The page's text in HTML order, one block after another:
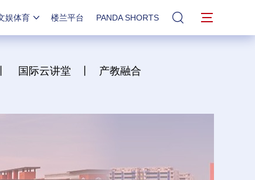
娱体育 楼兰平台 PANDA SHORTS 站内搜索
国际云讲堂 产教融合